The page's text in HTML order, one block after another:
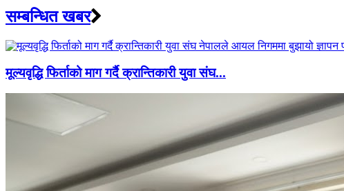
सम्बन्धित खबर
मूल्यवृद्धि फिर्ताको माग गर्दै क्रान्तिकारी युवा संघ...